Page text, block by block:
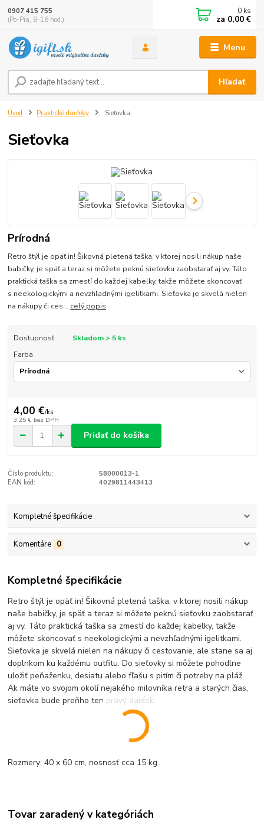
Menu
Hľadať
0907 415 755
(Po-Pia, 8-16 hod.)
0 ks
za 0,00 €
Úvod Praktické darčeky Sieťovka
Sieťovka
Prírodná
Retro štýl je opäť in! Šikovná pletená taška, v ktorej nosili nákup naše
babičky, je späť a teraz si môžete peknú sieťovku zaobstarať aj vy. Táto
praktická taška sa zmestí do každej kabelky, takže môžete skoncovať
s neekologickými a nevzhľadnými igelitkami. Sieťovka je skvelá nielen
na nákupy či ces... celý popis
Dostupnosť
Skladom > 5 ks
Farba
4,00 €/ks
3,25 € bez DPH
Pridať do košíka
Číslo produktu:
58000013-1
EAN kód:
4029811443413
Kompletné špecifikácie
Komentáre 0
Kompletné špecifikácie
Retro štýl je opäť in! Šikovná pletená taška, v ktorej nosili nákup
naše babičky, je späť a teraz si môžete peknú sieťovku zaobstarať
aj vy. Táto praktická taška sa zmestí do každej kabelky, takže
môžete skoncovať s neekologickými a nevzhľadnými igelitkami.
Sieťovka je skvelá nielen na nákupy či cestovanie, ale stane sa aj
doplnkom ku každému outfitu. Do sieťovky si môžete pohodlne
uložiť peňaženku, desiatu alebo fľašu s pitím či potreby na pláž.
Ak máte vo svojom okolí nejakého milovníka retra a starých čias,
sieťovka bude preňho ten pravý darček.
Rozmery: 40 x 60 cm, nosnosť cca 15 kg
Tovar zaradený v kategóriách